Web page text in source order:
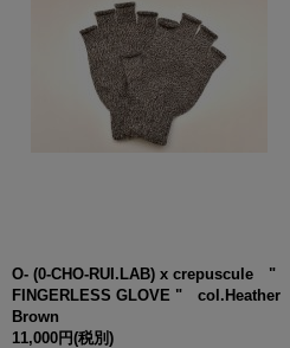
O- (0-CHO-RUI.LAB) x crepuscule "
FINGERLESS GLOVE " col.Heather
Brown
11,000円(税別)